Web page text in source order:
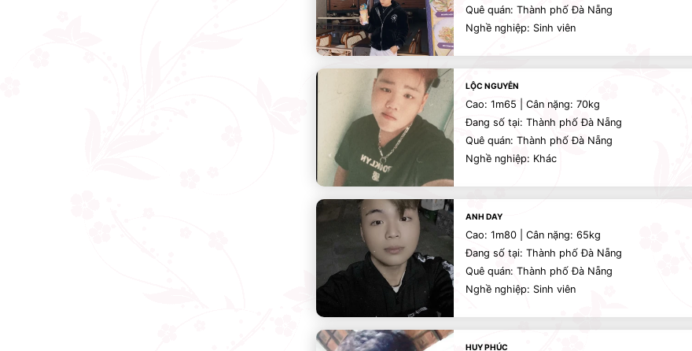
Quê quán: Thành phố Đà Nẵng
Nghề nghiệp: Sinh viên
LỘC NGUYỄN
Cao: 1m65 | Cân nặng: 70kg
Đang số tại: Thành phố Đà Nẵng
Quê quán: Thành phố Đà Nẵng
Nghề nghiệp: Khác
ANH DAY
Cao: 1m80 | Cân nặng: 65kg
Đang số tại: Thành phố Đà Nẵng
Quê quán: Thành phố Đà Nẵng
Nghề nghiệp: Sinh viên
HUY PHÚC